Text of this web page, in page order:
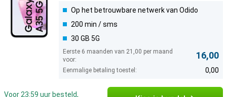
Op het betrouwbare netwerk van Odido
200 min / sms
30 GB 5G
Eerste 6 maanden van 21,00 per maand
voor:
16,00
Eenmalige betaling toestel: 0,00
Voor 23:59 uur besteld,